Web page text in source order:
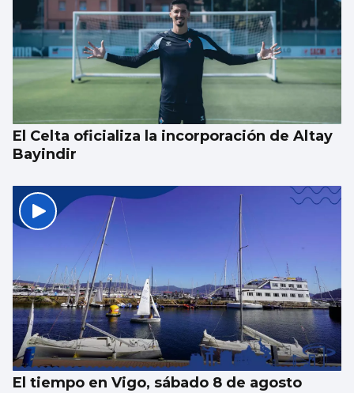
El Celta oficializa la incorporación de Altay
Bayindir
El tiempo en Vigo, sábado 8 de agosto